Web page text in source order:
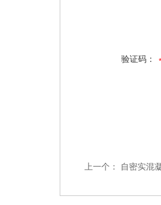
验证码：
上一个： 自密实混